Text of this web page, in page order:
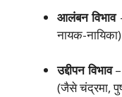
आलंबन विभाव
नायक-नायिका)
उद्दीपन विभाव–
(जैसे चंद्रमा,